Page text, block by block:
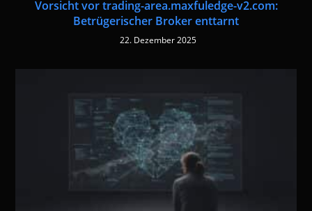
Vorsicht vor trading-area.maxfuledge-v2.com:
Betrügerischer Broker enttarnt
22. Dezember 2025